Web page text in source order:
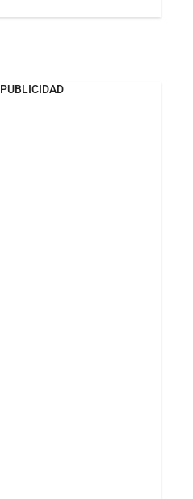
PUBLICIDAD